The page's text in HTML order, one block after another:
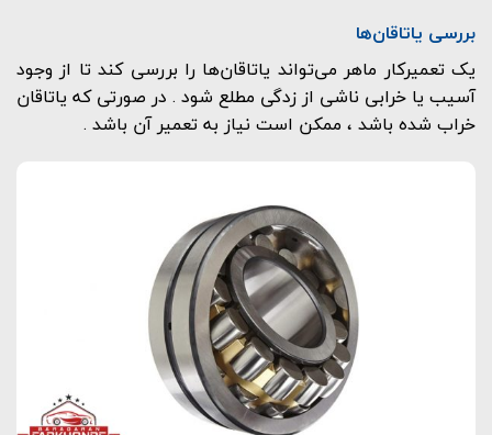
بررسی یاتاقان‌ها
یک تعمیرکار ماهر می‌تواند یاتاقان‌ها را بررسی کند تا از وجود
آسیب یا خرابی ناشی از زدگی مطلع شود . در صورتی که یاتاقان
خراب شده باشد ، ممکن است نیاز به تعمیر آن باشد .